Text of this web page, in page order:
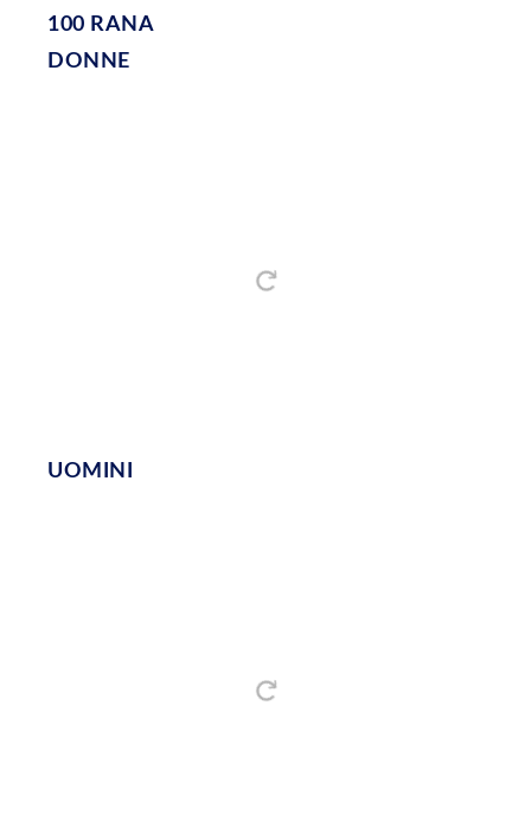
100 RANA
DONNE
UOMINI